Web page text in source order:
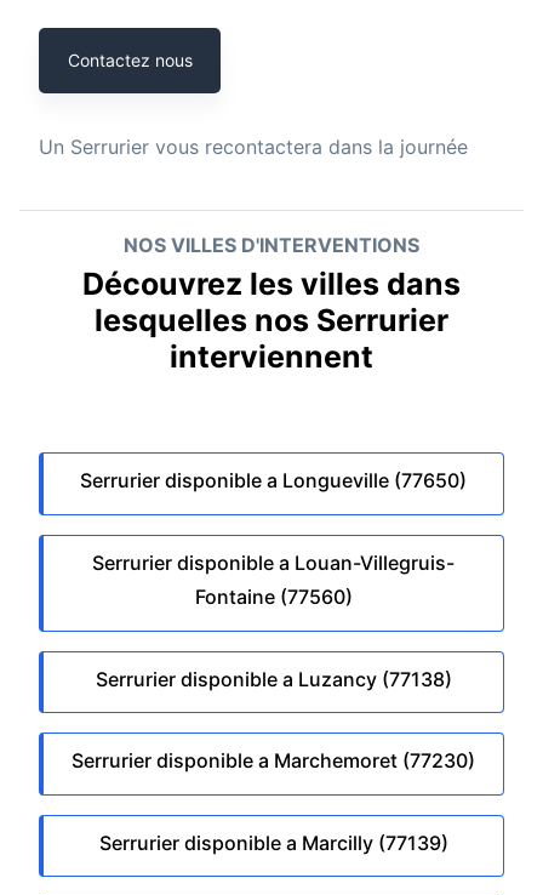
Contactez nous
Un Serrurier vous recontactera dans la journée
NOS VILLES D'INTERVENTIONS
Découvrez les villes dans
lesquelles nos Serrurier
interviennent
Serrurier disponible a Longueville (77650)
Serrurier disponible a Louan-Villegruis-
Fontaine (77560)
Serrurier disponible a Luzancy (77138)
Serrurier disponible a Marchemoret (77230)
Serrurier disponible a Marcilly (77139)